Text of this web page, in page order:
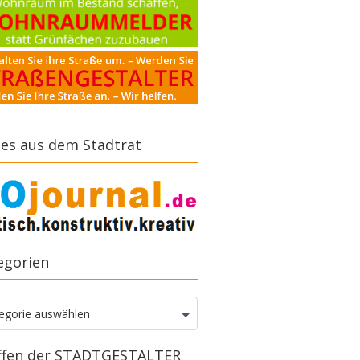
aus dem Stadtrat
auswählen
der STADTGESTALTER